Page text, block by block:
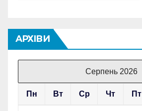
АРХІВИ
Серпень 2026
Пн Вт Ср Чт Пт